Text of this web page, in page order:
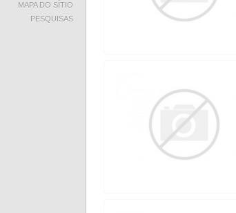
MAPA DO SÍTIO
PESQUISAS